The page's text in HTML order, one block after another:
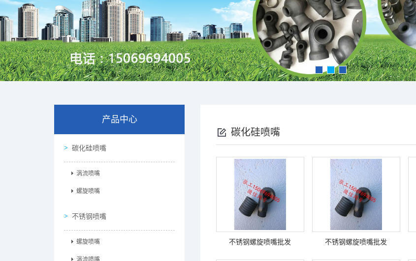
产品中心
碳化硅喷嘴
涡流喷嘴
螺旋喷嘴
不锈钢喷嘴
螺旋喷嘴
涡流喷嘴
碳化硅喷嘴
不锈钢螺旋喷嘴批发 不锈钢螺旋喷嘴批发